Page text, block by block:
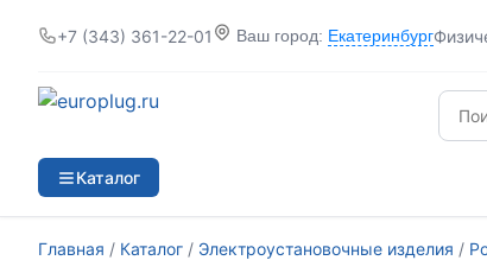
+7 (343) 361-22-01 Ваш город: Екатеринбург
Каталог
Главная / Каталог / Электроустановочные изделия /